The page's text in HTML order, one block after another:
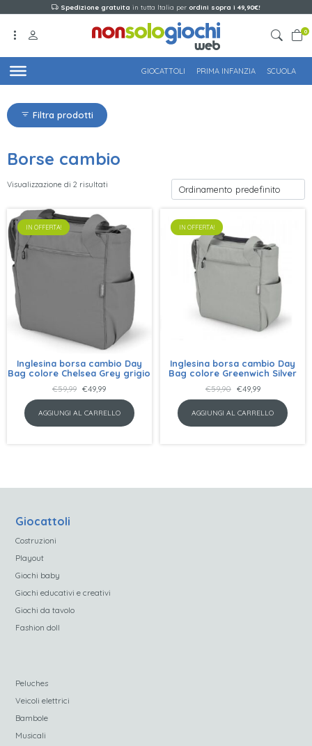
Spedizione gratuita in tutta Italia per ordini sopra i 49,90€!
0
GIOCATTOLI PRIMA INFANZIA SCUOLA
Filtra prodotti
Borse cambio
Visualizzazione di 2 risultati
IN OFFERTA!
Inglesina borsa cambio Day
Bag colore Chelsea Grey grigio
€59,99 Il
prezzo
originale
era:
€49,99Il
prezzo
attuale
è:
AGGIUNGI AL CARRELLO
IN OFFERTA!
Inglesina borsa cambio Day
Bag colore Greenwich Silver
€59,90 Il
prezzo
originale
era:
€49,99Il
prezzo
attuale
è:
AGGIUNGI AL CARRELLO
Giocattoli
Costruzioni
Playout
Giochi baby
Giochi educativi e creativi
Giochi da tavolo
Fashion doll
Peluches
Veicoli elettrici
Bambole
Musicali